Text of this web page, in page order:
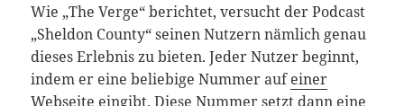
Wie „The Verge“ berichtet, versucht der Podcast
„Sheldon County“ seinen Nutzern nämlich genau
dieses Erlebnis zu bieten. Jeder Nutzer beginnt,
indem er eine beliebige Nummer aufeiner
Webseite eingibt. Diese Nummer setzt dann eine